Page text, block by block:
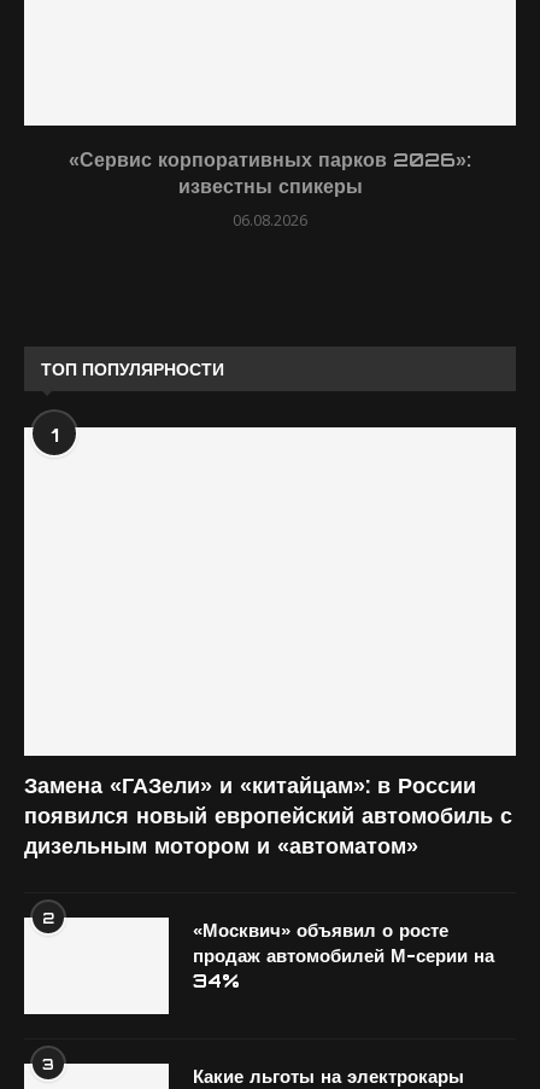
«Сервис корпоративных парков 2026»:
известны спикеры
06.08.2026
ТОП ПОПУЛЯРНОСТИ
1
Замена «ГАЗели» и «китайцам»: в России
появился новый европейский автомобиль с
дизельным мотором и «автоматом»
2
«Москвич» объявил о росте
продаж автомобилей М-серии на
34%
3
Какие льготы на электрокары